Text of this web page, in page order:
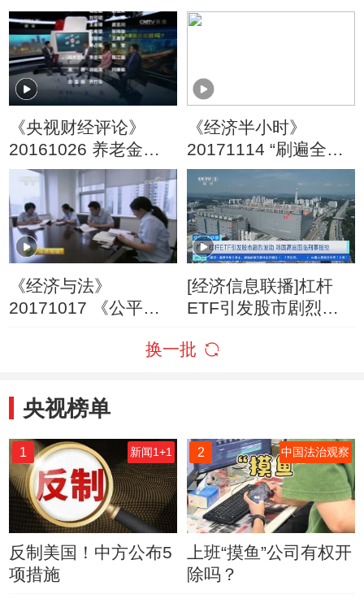
安 兴业银行股价异动
无关
接持股数量 620.7亿
《央视财经评论》
20161026 养老金入
市 大家怎么看？
《经济半小时》
20171114 “刷遍全
球”背后的神秘力量
《经济与法》
20171017 《公平正
[经济信息联播]杠杆
ETF引发股市剧烈波
指控
换一批
央视榜单
1 新闻1+1
反制美国！中方公布5
项措施
2 中国法治观察
上班“摸鱼”公司有权开
除吗？